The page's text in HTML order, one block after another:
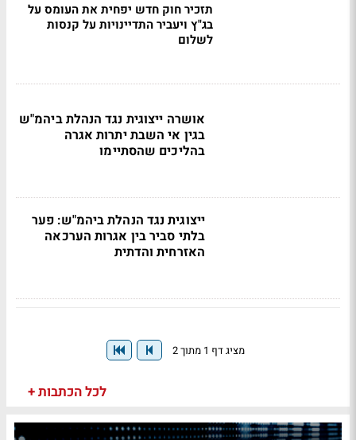
תזכיר חוק חדש יפחית את העומס על
בג"ץ ויעביר התדיינויות על קנסות
לשלום
אושרה ייצוגית נגד הנהלת ביהמ"ש
בגין אי השבת יתרות אגרה
בהליכים שהסתיימו
ייצוגית נגד הנהלת ביהמ"ש: פער
בלתי סביר בין אגרות הערכאה
האזרחית והדתית
מציג דף 1 מתוך 2
לכל הכתבות +